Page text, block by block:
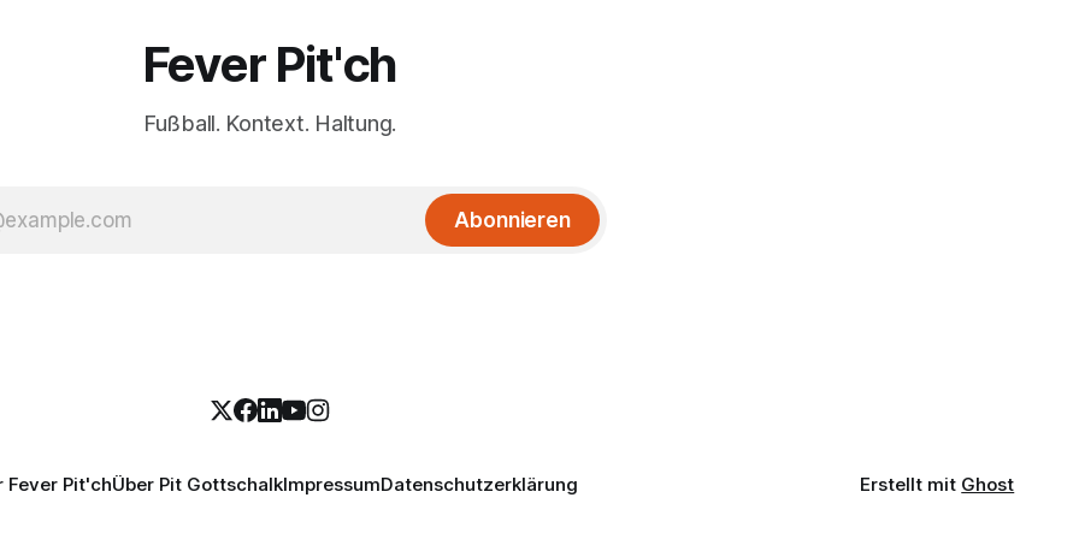
Fever Pit'ch
Fußball. Kontext. Haltung.
Abonnieren
Fever Pit'chÜber Pit GottschalkImpressumDatenschutzerklärung Erstellt mit Ghost